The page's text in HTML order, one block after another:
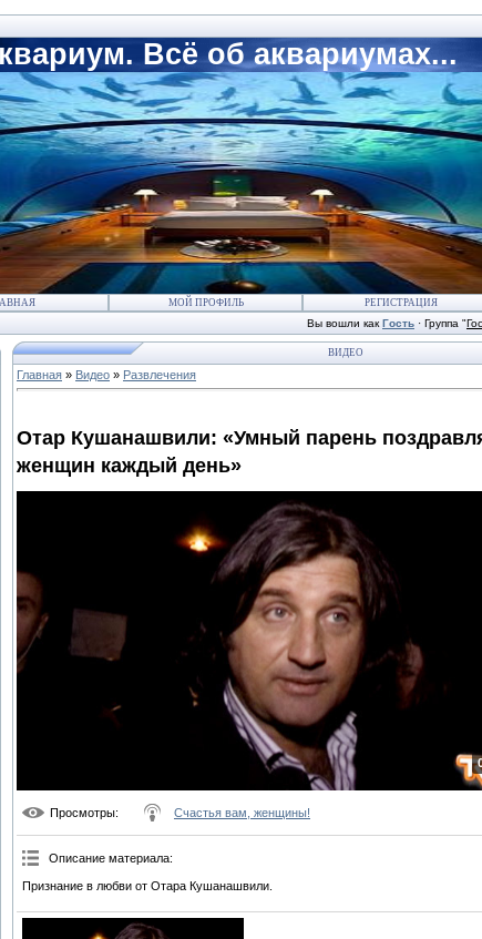
Всё об аквариумах...
МОЙ ПРОФИЛЬ РЕГИСТРАЦИЯ
Вы вошли как Гость · Группа "
ВИДЕО
Главная » Видео » Развлечения
Отар Кушанашвили: «Умный парень
женщин каждый день»
Просмотры: Счастья вам, женщины!
Описание материала:
Признание в любви от Отара Кушанашвили.